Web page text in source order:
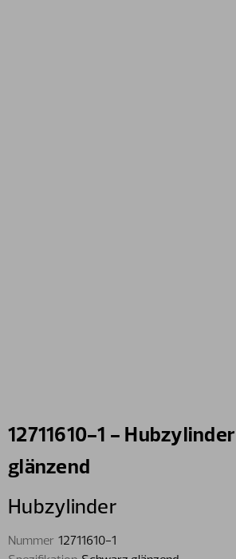
12711610-1 -
glänzend
Hubzylinder
Nummer 12711610-1